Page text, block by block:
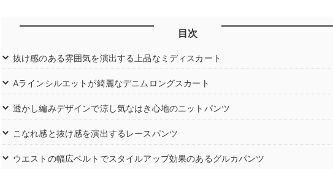
目次
抜け感のある雰囲気を演出する上品なミディスカート
Aラインシルエットが綺麗なデニムロングスカート
透かし編みデザインで涼し気なはき心地のニットパンツ
こなれ感と抜け感を演出するレースパンツ
ウエストの幅広ベルトでスタイルアップ効果のあるグルカパンツ